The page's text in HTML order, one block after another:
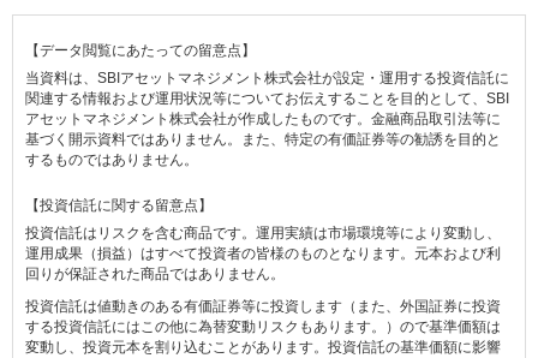
【データ閲覧にあたっての留意点】
当資料は、SBIアセットマネジメント株式会社が設定・運用する投資信託に
関連する情報および運用状況等についてお伝えすることを目的として、SBI
アセットマネジメント株式会社が作成したものです。金融商品取引法等に
基づく開示資料ではありません。また、特定の有価証券等の勧誘を目的と
するものではありません。
【投資信託に関する留意点】
投資信託はリスクを含む商品です。運用実績は市場環境等により変動し、
運用成果（損益）はすべて投資者の皆様のものとなります。元本および利
回りが保証された商品ではありません。
投資信託は値動きのある有価証券等に投資します（また、外国証券に投資
する投資信託にはこの他に為替変動リスクもあります。）ので基準価額は
変動し、投資元本を割り込むことがあります。投資信託の基準価額に影響